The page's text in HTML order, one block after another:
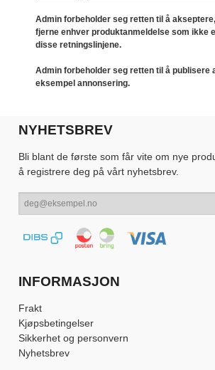
Admin forbeholder seg retten til å
fjerne enhver produktanmeldelse som ikke
disse retningslinjene.
Admin forbeholder seg retten til å publisere
eksempel annonsering.
NYHETSBREV
Bli blant de første som får vite om nye
å registrere deg på vårt nyhetsbrev.
INFORMASJON
Frakt
Kjøpsbetingelser
Sikkerhet og personvern
Nyhetsbrev